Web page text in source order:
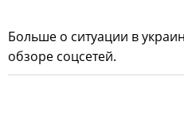
Больше о ситуации в
обзоре соцсетей.